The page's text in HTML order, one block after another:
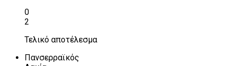
0
2
Τελικό αποτέλεσμα
Πανσερραϊκός